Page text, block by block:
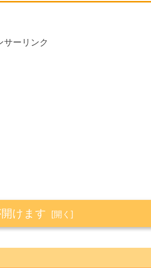
サーリンク
けます